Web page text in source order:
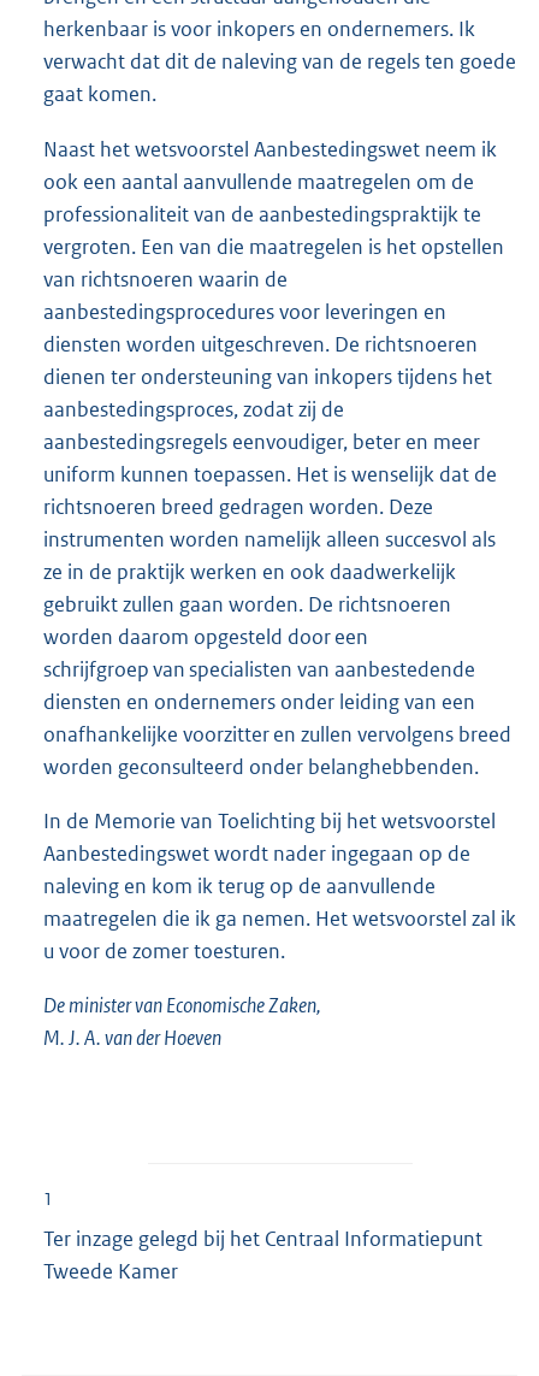
herkenbaar is voor inkopers en ondernemers. Ik
verwacht dat dit de naleving van de regels ten goede
gaat komen.
Naast het wetsvoorstel Aanbestedingswet neem ik
ook een aantal aanvullende maatregelen om de
professionaliteit van de aanbestedingspraktijk te
vergroten. Een van die maatregelen is het opstellen
van richtsnoeren waarin de
aanbestedingsprocedures voor leveringen en
diensten worden uitgeschreven. De richtsnoeren
dienen ter ondersteuning van inkopers tijdens het
aanbestedingsproces, zodat zij de
aanbestedingsregels eenvoudiger, beter en meer
uniform kunnen toepassen. Het is wenselijk dat de
richtsnoeren breed gedragen worden. Deze
instrumenten worden namelijk alleen succesvol als
ze in de praktijk werken en ook daadwerkelijk
gebruikt zullen gaan worden. De richtsnoeren
worden daarom opgesteld door een
schrijfgroep van specialisten van aanbestedende
diensten en ondernemers onder leiding van een
onafhankelijke voorzitter en zullen vervolgens breed
worden geconsulteerd onder belanghebbenden.
In de Memorie van Toelichting bij het wetsvoorstel
Aanbestedingswet wordt nader ingegaan op de
naleving en kom ik terug op de aanvullende
maatregelen die ik ga nemen. Het wetsvoorstel zal ik
u voor de zomer toesturen.
De minister van Economische Zaken,
M. J. A. van der Hoeven
1
Ter inzage gelegd bij het Centraal Informatiepunt
Tweede Kamer